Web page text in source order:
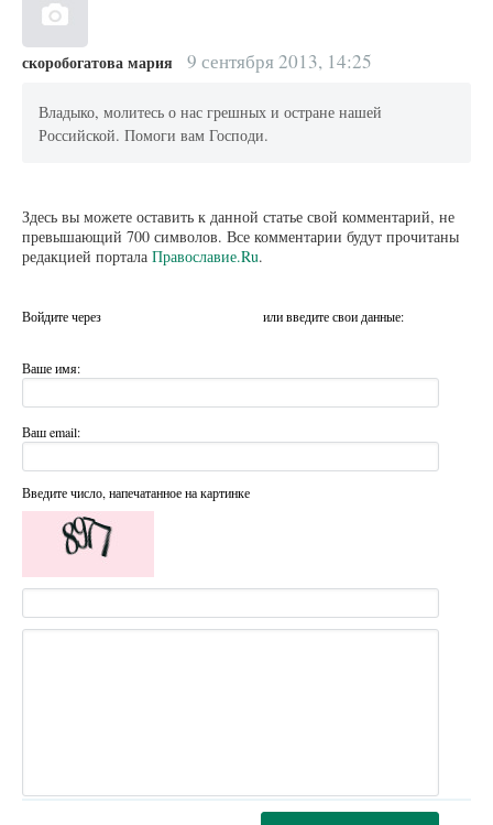
скоробогатова мария 9 сентября 2013, 14:25
Владыко, молитесь о нас грешных и остране нашей
Российской. Помоги вам Господи.
Здесь вы можете оставить к данной статье свой комментарий, не
превышающий 700 символов. Все комментарии будут прочитаны
редакцией портала Православие.Ru.
Войдите через или введите свои данные:
Ваше имя:
Ваш email:
Введите число, напечатанное на картинке